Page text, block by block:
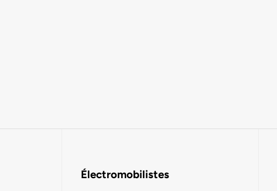
Électromobilistes